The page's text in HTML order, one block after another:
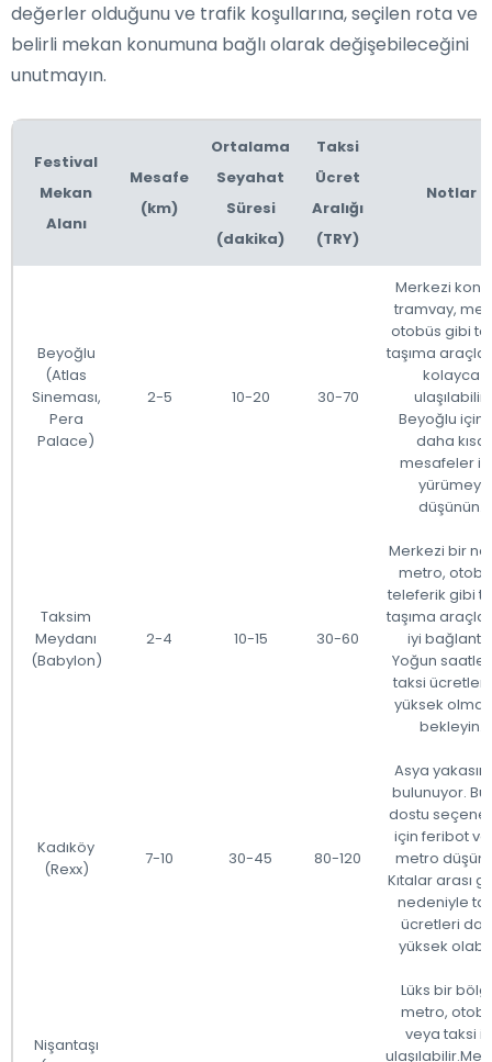
değerler olduğunu ve trafik koşullarına, seçilen rota ve
belirli mekan konumuna bağlı olarak değişebileceğini
unutmayın.
Festival
Mekan
Alanı
Mesafe
(km)
Ortalama
Seyahat
Süresi
(dakika)
Taksi
Ücret
Aralığı
(TRY)
Notlar
Beyoğlu
(Atlas
Sineması,
Pera
Palace)
2-5 10-20 30-70
Merkezi
tramvay,
otobüs gibi
taşıma
kolayca
ulaşılabilir.
Beyoğlu
daha kısa
mesafeler
yürümeyi
düşünün.
Taksim
Meydanı
(Babylon)
2-4 10-15 30-60
Merkezi bir
metro,
teleferik gibi
taşıma
iyi
Yoğun
taksi
yüksek
bekleyin.
Kadıköy
(Rexx)
7-10 30-45 80-120
Asya
bulunuyor.
dostu
için feribot
metro
Kıtalar arası
nedeniyle
ücretleri
yüksek
Nişantaşı
Lüks bir
metro,
veya taksi